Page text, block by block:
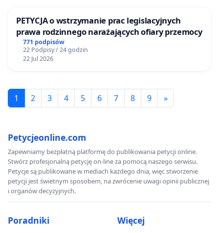
PETYCJA o wstrzymanie prac legislacyjnych
prawa rodzinnego narażających ofiary przemocy
771 podpisów
22 Podpisy / 24 godzin
22 Jul 2026
1 2 3 4 5 6 7 8 9 »
Petycjeonline.com
Zapewniamy bezpłatną platformę do publikowania petycji online.
Stwórz profesjonalną petycję on-line za pomocą naszego serwisu.
Petycje są publikowane w mediach każdego dnia, więc stworzenie
petycji jest świetnym sposobem, na zwrócenie uwagi opinii publicznej
i organów decyzyjnych.
Poradniki Więcej